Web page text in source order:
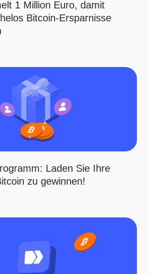
1 Million Euro, damit
Bitcoin-Ersparnisse
Laden Sie Ihre
zu gewinnen!